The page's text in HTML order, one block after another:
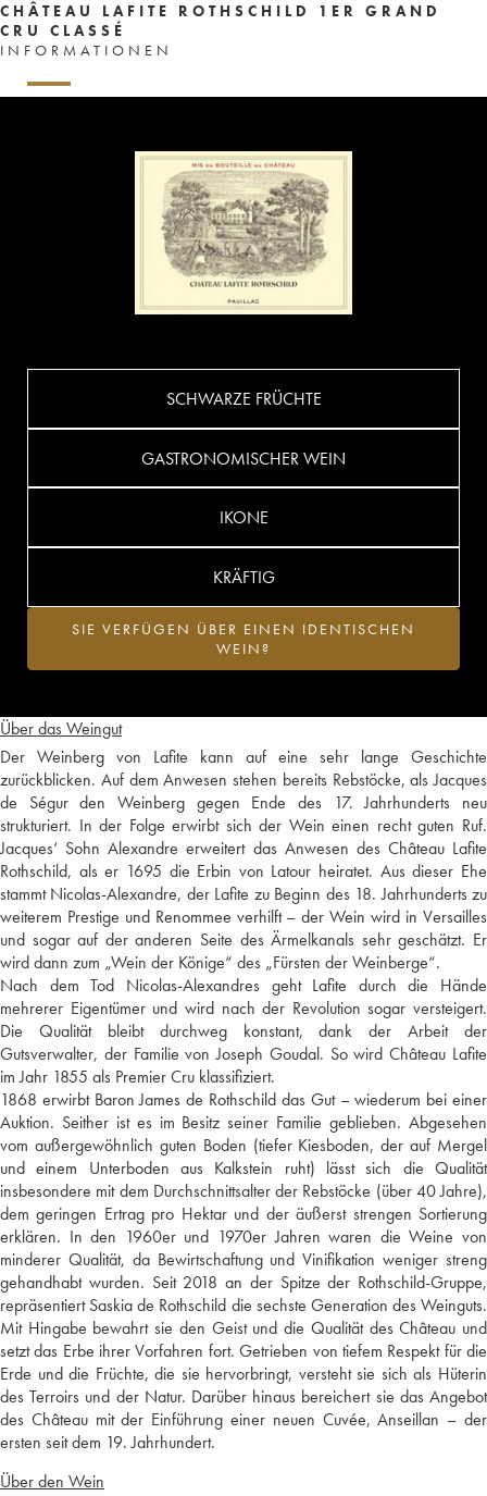
CHÂTEAU LAFITE ROTHSCHILD 1ER GRAND
CRU CLASSÉ
INFORMATIONEN
Über das Weingut
Der Weinberg von Lafite kann auf eine sehr lange Geschichte
zurückblicken. Auf dem Anwesen stehen bereits Rebstöcke, als Jacques
de Ségur den Weinberg gegen Ende des 17. Jahrhunderts neu
strukturiert. In der Folge erwirbt sich der Wein einen recht guten Ruf.
Jacques‘ Sohn Alexandre erweitert das Anwesen des Château Lafite
Rothschild, als er 1695 die Erbin von Latour heiratet. Aus dieser Ehe
stammt Nicolas-Alexandre, der Lafite zu Beginn des 18. Jahrhunderts zu
weiterem Prestige und Renommee verhilft – der Wein wird in Versailles
und sogar auf der anderen Seite des Ärmelkanals sehr geschätzt. Er
wird dann zum „Wein der Könige“ des „Fürsten der Weinberge“.
Nach dem Tod Nicolas-Alexandres geht Lafite durch die Hände
mehrerer Eigentümer und wird nach der Revolution sogar versteigert.
Die Qualität bleibt durchweg konstant, dank der Arbeit der
Gutsverwalter, der Familie von Joseph Goudal. So wird Château Lafite
im Jahr 1855 als Premier Cru klassifiziert.
1868 erwirbt Baron James de Rothschild das Gut – wiederum bei einer
Auktion. Seither ist es im Besitz seiner Familie geblieben. Abgesehen
vom außergewöhnlich guten Boden (tiefer Kiesboden, der auf Mergel
und einem Unterboden aus Kalkstein ruht) lässt sich die Qualität
insbesondere mit dem Durchschnittsalter der Rebstöcke (über 40 Jahre),
dem geringen Ertrag pro Hektar und der äußerst strengen Sortierung
erklären. In den 1960er und 1970er Jahren waren die Weine von
minderer Qualität, da Bewirtschaftung und Vinifikation weniger streng
gehandhabt wurden. Seit 2018 an der Spitze der Rothschild-Gruppe,
repräsentiert Saskia de Rothschild die sechste Generation des Weinguts.
Mit Hingabe bewahrt sie den Geist und die Qualität des Château und
setzt das Erbe ihrer Vorfahren fort. Getrieben von tiefem Respekt für die
Erde und die Früchte, die sie hervorbringt, versteht sie sich als Hüterin
des Terroirs und der Natur. Darüber hinaus bereichert sie das Angebot
des Château mit der Einführung einer neuen Cuvée, Anseillan – der
ersten seit dem 19. Jahrhundert.
Über den Wein
SCHWARZE FRÜCHTE
GASTRONOMISCHER WEIN
IKONE
KRÄFTIG
SIE VERFÜGEN ÜBER EINEN IDENTISCHEN
WEIN?